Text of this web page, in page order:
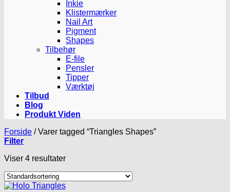
Inkie
Klistermærker
Nail Art
Pigment
Shapes
Tilbehør
E-file
Pensler
Tipper
Værktøj
Tilbud
Blog
Produkt Viden
Forside /Varer tagged “Triangles Shapes”
Filter
Viser 4 resultater